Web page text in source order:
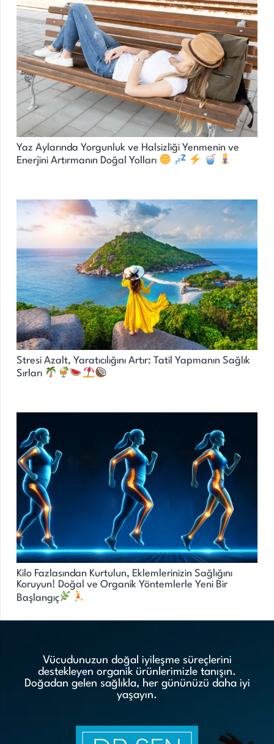
Yaz Aylarında Yorgunluk ve Halsizliği Yenmenin ve
Enerjini Artırmanın Doğal Yolları
Stresi Azalt, Yaratıcılığını Artır: Tatil Yapmanın Sağlık
Sırları
Kilo Fazlasından Kurtulun, Eklemlerinizin Sağlığını
Koruyun! Doğal ve Organik Yöntemlerle Yeni Bir
Başlangıç
Vücudunuzun doğal iyileşme süreçlerini
destekleyen organik ürünlerimizle tanışın.
Doğadan gelen sağlıkla, her gününüzü daha iyi
yaşayın.